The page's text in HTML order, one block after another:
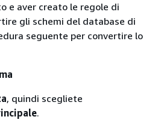
e aver creato le regole di
gli schemi del database di
seguente per convertire lo
, quindi scegliete
.